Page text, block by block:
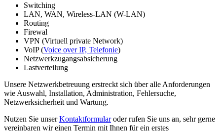
Switching
LAN, WAN, Wireless-LAN (W-LAN)
Routing
Firewal
VPN (Virtuell private Network)
VoIP (Voice over IP, Telefonie)
Netzwerkzugangsabsicherung
Lastverteilung
Unsere Netzwerkbetreuung erstreckt sich über alle Anforderungen
wie Auswahl, Installation, Administration, Fehlersuche,
Netzwerksicherheit und Wartung.
Nutzen Sie unserKontaktformularoder rufen Sie uns an, sehr gerne
vereinbaren wir einen Termin mit Ihnen für ein erstes